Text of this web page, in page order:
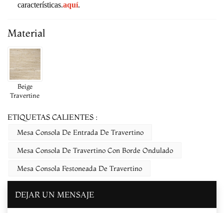
características.aquí.
Material
Beige
Travertine
ETIQUETAS CALIENTES :
Mesa Consola De Entrada De Travertino
Mesa Consola De Travertino Con Borde Ondulado
Mesa Consola Festoneada De Travertino
DEJAR UN MENSAJE